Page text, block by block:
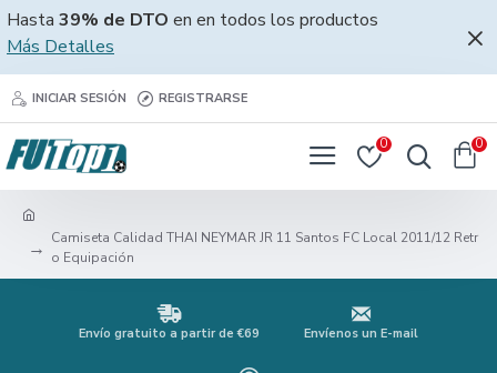
Hasta 39% de DTO en en todos los productos
Más Detalles
INICIAR SESIÓN REGISTRARSE
0 0
Camiseta Calidad THAI NEYMAR JR 11 Santos FC Local 2011/12 Retr
o Equipación
Envío gratuito a partir de €69 Envíenos un E-mail